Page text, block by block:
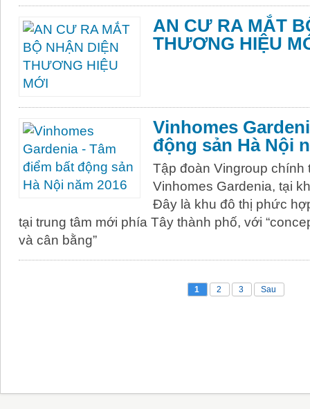
AN CƯ RA MẮT
THƯƠNG HIỆU
Vinhomes
động sản Hà Nội
Tập đoàn Vingroup chính
Vinhomes Gardenia, tại
Đây là khu đô thị phức
tại trung tâm mới phía Tây thành phố, với
và cân bằng”
1 2 3 Sau